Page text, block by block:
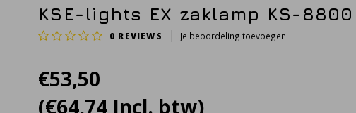
KSE-lights EX zaklamp KS-
0 REVIEWS Je beoordeling toevoegen
€53,50
(€64,74 Incl. btw)